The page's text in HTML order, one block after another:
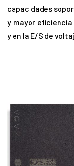
capacidades
y mayor
y en la E/S de